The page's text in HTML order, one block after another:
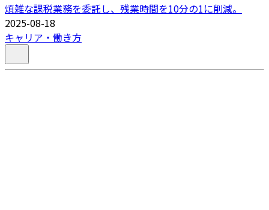
煩雑な課税業務を委託し、残業時間を10分の1に削減。
2025-08-18
キャリア・働き方